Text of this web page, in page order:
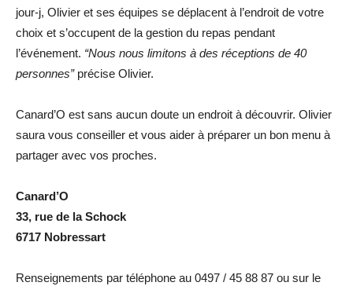
jour-j, Olivier et ses équipes se déplacent à l’endroit de votre
choix et s’occupent de la gestion du repas pendant
l’événement. “Nous nous limitons à des réceptions de 40
personnes”précise Olivier.
Canard’O est sans aucun doute un endroit à découvrir. Olivier
saura vous conseiller et vous aider à préparer un bon menu à
partager avec vos proches.
Canard’O
33, rue de la Schock
6717 Nobressart
Renseignements par téléphone au 0497 / 45 88 87 ou sur le